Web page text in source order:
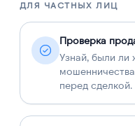
ДЛЯ ЧАСТНЫХ ЛИЦ
Проверка
Узнай, были ли
перед сделкой.